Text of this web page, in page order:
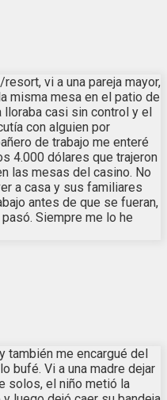
vi a una pareja mayor,
misma mesa en el patio de
casi sin control y el
con alguien por
de trabajo me enteré
4.000 dólares que trajeron
las mesas del casino. No
a casa y sus familiares
antes de que se fueran,
Siempre me lo he
también me encargué del
bufé. Vi a una madre dejar
solos, el niño metió la